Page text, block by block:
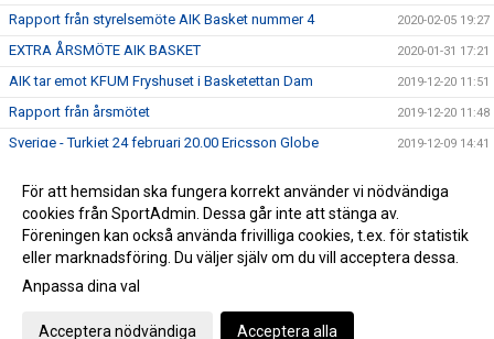
Rapport från styrelsemöte AIK Basket nummer 4 2020-02-05 19:27
EXTRA ÅRSMÖTE AIK BASKET 2020-01-31 17:21
AIK tar emot KFUM Fryshuset i Basketettan Dam 2019-12-20 11:51
Rapport från årsmötet 2019-12-20 11:48
Sverige - Turkiet 24 februari 20.00 Ericsson Globe 2019-12-09 14:41
ANMÄL DIG TILL SOMMARENS SVETTIGASTE LÄGER –
GNAGET BASKETBALL CAMP!
Gå till Webbversion
För att hemsidan ska fungera korrekt använder vi nödvändiga
cookies från SportAdmin. Dessa går inte att stänga av.
Föreningen kan också använda frivilliga cookies, t.ex. för statistik
eller marknadsföring. Du väljer själv om du vill acceptera dessa.
Anpassa dina val
Acceptera nödvändiga Acceptera alla